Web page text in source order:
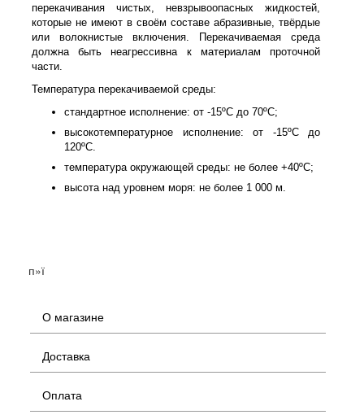
перекачивания чистых, невзрывоопасных жидкостей,
которые не имеют в своём составе абразивные, твёрдые
или волокнистые включения. Перекачиваемая среда
должна быть неагрессивна к материалам проточной
части.
Температура перекачиваемой среды:
стандартное исполнение: от -15ºС до 70ºС;
высокотемпературное исполнение: от -15ºС до
120ºС.
температура окружающей среды: не более +40ºС;
высота над уровнем моря: не более 1 000 м.
п»ї
О магазине
Доставка
Оплата